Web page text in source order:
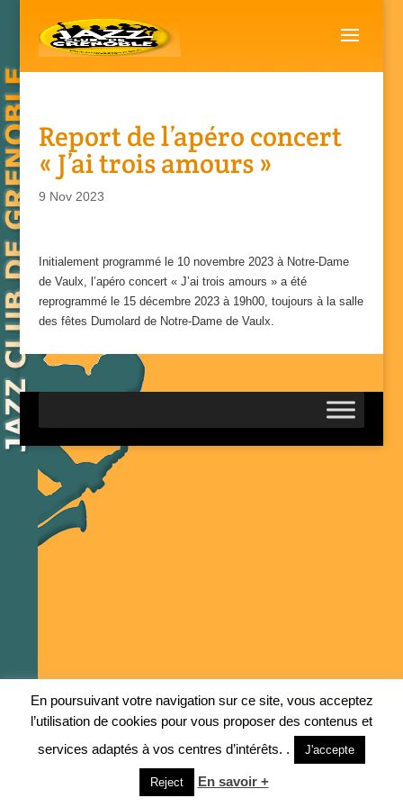
Report de l’apéro concert
« J’ai trois amours »
9 Nov 2023
Initialement programmé le 10 novembre 2023 à Notre-Dame
de Vaulx, l’apéro concert « J’ai trois amours » a été
reprogrammé le 15 décembre 2023 à 19h00, toujours à la salle
des fêtes Dumolard de Notre-Dame de Vaulx.
En poursuivant votre navigation sur ce site, vous acceptez
l’utilisation de cookies pour vous proposer des contenus et
services adaptés à vos centres d’intérêts. .
J'accepte
Reject En savoir +